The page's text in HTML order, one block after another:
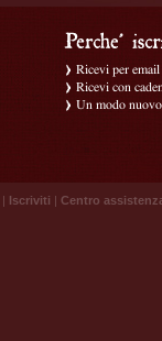
Ricevi per
Ricevi con
Un modo
| Iscriviti | Centro